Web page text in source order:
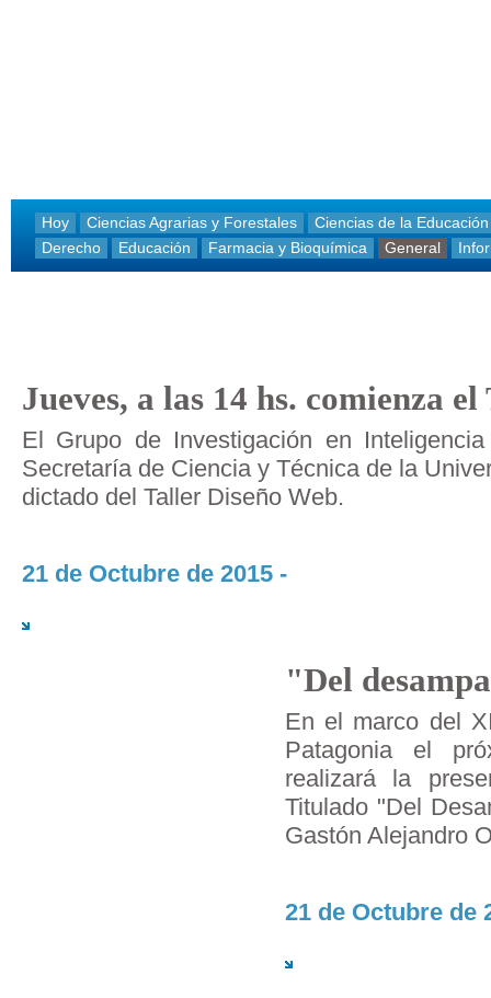
Hoy Ciencias Agrarias y Forestales
Ciencias de la Educación
Derecho
Educación Farmacia y Bioquímica General
Jueves, a las 14 hs. comienza
El Grupo de Investigación en
Secretaría de Ciencia y Técnica de la
dictado del Taller Diseño Web.
21 de Octubre de 2015 -
"Del
En el marco del
Patagonia el
realizará la
Titulado "Del
Gastón Alejandro
21 de Octubre de